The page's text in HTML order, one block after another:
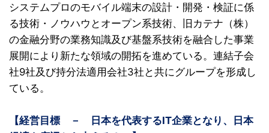
システムプロのモバイル端末の設計・開発・検証に係
る技術・ノウハウとオープン系技術、旧カテナ（株）
の金融分野の業務知識及び基盤系技術を融合した事業
展開により新たな領域の開拓を進めている。連結子会
社9社及び持分法適用会社3社と共にグループを形成し
ている。
【経営目標 － 日本を代表するIT企業となり、日本